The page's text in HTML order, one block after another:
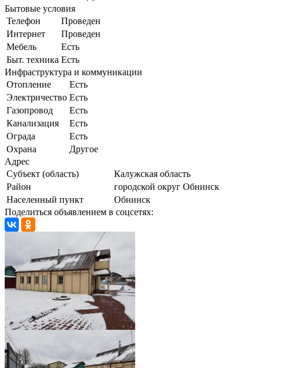
Бытовые условия
Телефон
Проведен
Интернет
Проведен
Мебель
Есть
Быт. техника Есть
Инфраструктура и коммуникации
Отопление
Есть
Электричество Есть
Газопровод
Есть
Канализация
Есть
Ограда
Есть
Охрана
Другое
Адрес
Субъект (область)
Калужская область
Район
городской округ Обнинск
Населенный пункт
Обнинск
Поделиться объявлением в соцсетях: